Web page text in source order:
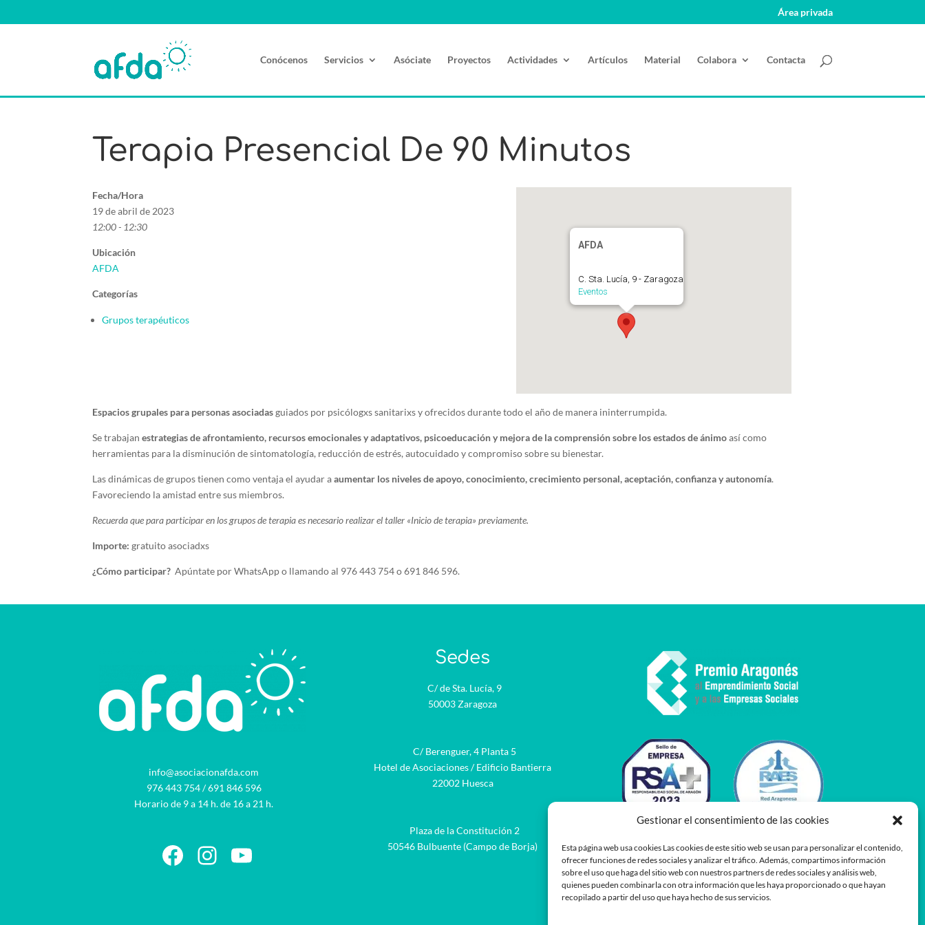
Gestionar el consentimiento de las cookies
Esta página web usa cookies Las cookies de este sitio web se usan para personalizar el contenido,
ofrecer funciones de redes sociales y analizar el tráfico. Además, compartimos información
sobre el uso que haga del sitio web con nuestros partners de redes sociales y análisis web,
quienes pueden combinarla con otra información que les haya proporcionado o que hayan
recopilado a partir del uso que haya hecho de sus servicios.
Área privada
Conócenos Servicios Asóciate Proyectos Actividades Artículos Material Colabora Contacta
Terapia Presencial De 90 Minutos
AFDA
C. Sta. Lucía, 9 - Zaragoza
Eventos
Fecha/Hora
19 de abril de 2023
12:00 - 12:30
Ubicación
AFDA
Categorías
Grupos terapéuticos
Espacios grupales para personas asociadasguiados por psicólogxs sanitarixs y ofrecidos durante todo el año de manera ininterrumpida.
Se trabajanestrategias de afrontamiento, recursos emocionales y adaptativos, psicoeducación y mejora de la comprensión sobre los estados de ánimoasí como
herramientas para la disminución de sintomatología, reducción de estrés, autocuidado y compromiso sobre su bienestar.
Las dinámicas de grupos tienen como ventaja el ayudar aaumentar los niveles de apoyo, conocimiento, crecimiento personal, aceptación, confianza y autonomía.
Favoreciendo la amistad entre sus miembros.
Recuerda que para participar en los grupos de terapia es necesario realizar el taller «Inicio de terapia» previamente.
Importe:gratuito asociadxs
¿Cómo participar? Apúntate por WhatsApp o llamando al 976 443 754 o 691 846 596.
info@asociacionafda.com
976 443 754/691 846 596
Horario de 9 a 14 h. de 16 a 21 h.
Facebook
Instagram
YouTube
Sedes
C/ de Sta. Lucía, 9
50003 Zaragoza
C/ Berenguer, 4 Planta 5
Hotel de Asociaciones / Edificio Bantierra
22002 Huesca
Plaza de la Constitución 2
50546 Bulbuente (Campo de Borja)